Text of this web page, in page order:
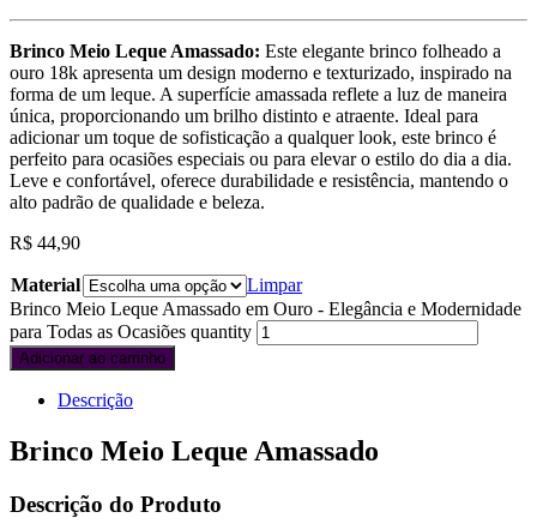
Brinco Meio Leque Amassado: Este elegante brinco folheado a
ouro 18k apresenta um design moderno e texturizado, inspirado na
forma de um leque. A superfície amassada reflete a luz de maneira
única, proporcionando um brilho distinto e atraente. Ideal para
adicionar um toque de sofisticação a qualquer look, este brinco é
perfeito para ocasiões especiais ou para elevar o estilo do dia a dia.
Leve e confortável, oferece durabilidade e resistência, mantendo o
alto padrão de qualidade e beleza.
R$ 44,90
Material
Limpar
Brinco Meio Leque Amassado em Ouro - Elegância e Modernidade
para Todas as Ocasiões quantity
Adicionar ao carrinho
Descrição
Brinco Meio Leque Amassado
Descrição do Produto